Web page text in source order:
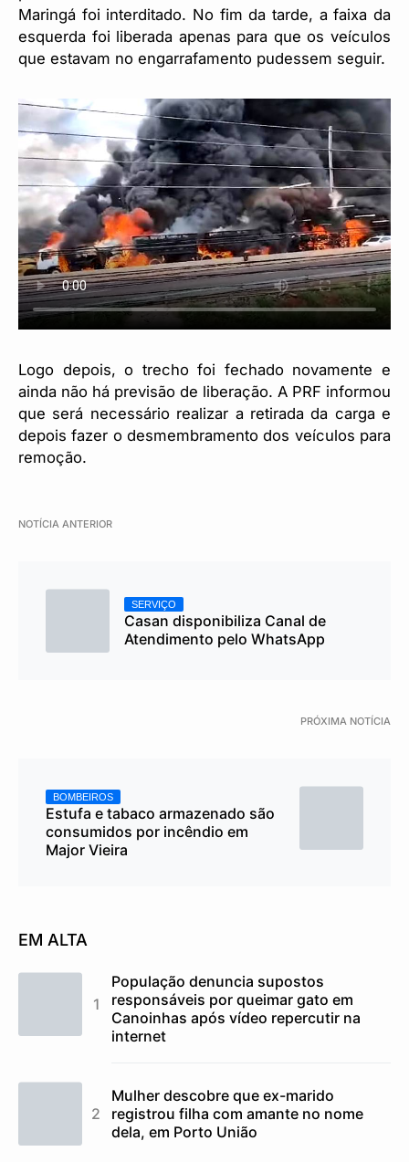
Maringá foi interditado. No fim da tarde, a faixa da
esquerda foi liberada apenas para que os veículos
que estavam no engarrafamento pudessem seguir.
Logo depois, o trecho foi fechado novamente e
ainda não há previsão de liberação. A PRF informou
que será necessário realizar a retirada da carga e
depois fazer o desmembramento dos veículos para
remoção.
NOTÍCIA ANTERIOR
SERVIÇO
Casan disponibiliza Canal de
Atendimento pelo WhatsApp
PRÓXIMA NOTÍCIA
BOMBEIROS
Estufa e tabaco armazenado são
consumidos por incêndio em
Major Vieira
EM ALTA
População denuncia supostos
responsáveis por queimar gato em
Canoinhas após vídeo repercutir na
internet
Mulher descobre que ex-marido
registrou filha com amante no nome
dela, em Porto União